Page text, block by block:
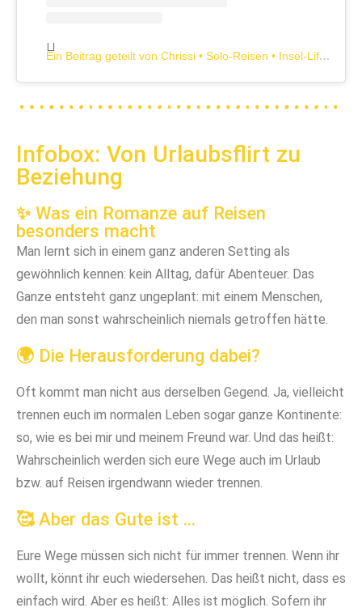
Ein Beitrag geteilt von Chrissi • Solo-Reisen • Insel-Life • Ausland (@vonwenigerundmorgen)
Infobox: Von Urlaubsflirt zu
Beziehung
✨ Was ein Romanze auf Reisen
besonders macht
Man lernt sich in einem ganz anderen Setting als
gewöhnlich kennen: kein Alltag, dafür Abenteuer. Das
Ganze entsteht ganz ungeplant: mit einem Menschen,
den man sonst wahrscheinlich niemals getroffen hätte.
🌍 Die Herausforderung dabei?
Oft kommt man nicht aus derselben Gegend. Ja, vielleicht
trennen euch im normalen Leben sogar ganze Kontinente:
so, wie es bei mir und meinem Freund war. Und das heißt:
Wahrscheinlich werden sich eure Wege auch im Urlaub
bzw. auf Reisen irgendwann wieder trennen.
🥰 Aber das Gute ist …
Eure Wege müssen sich nicht für immer trennen. Wenn ihr
wollt, könnt ihr euch wiedersehen. Das heißt nicht, dass es
einfach wird. Aber es heißt: Alles ist möglich. Sofern ihr